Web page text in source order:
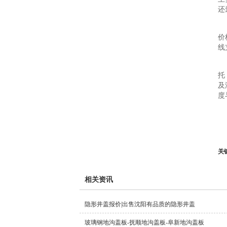
还
价
线
托
及
度
关
相关资讯
隐形井盖报价|出售沈阳有品质的隐形井盖
玻璃钢地沟盖板-抚顺地沟盖板-阜新地沟盖板